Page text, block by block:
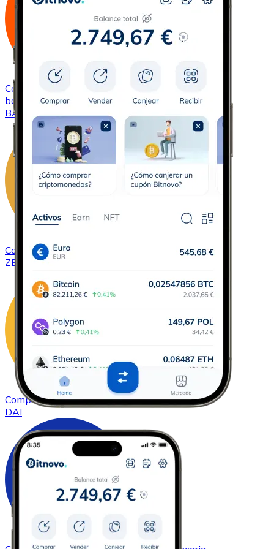
Comprar
bancaria
BAT
ComprarZCash
con transferencia bancaria
ZEC
ComprarDAIcon transferencia bancaria
DAI